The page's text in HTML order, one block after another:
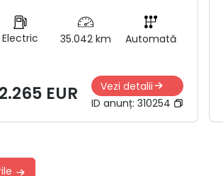
Electric 35.042 km Automată
EUR
Vezi detalii
ID anunț:310254